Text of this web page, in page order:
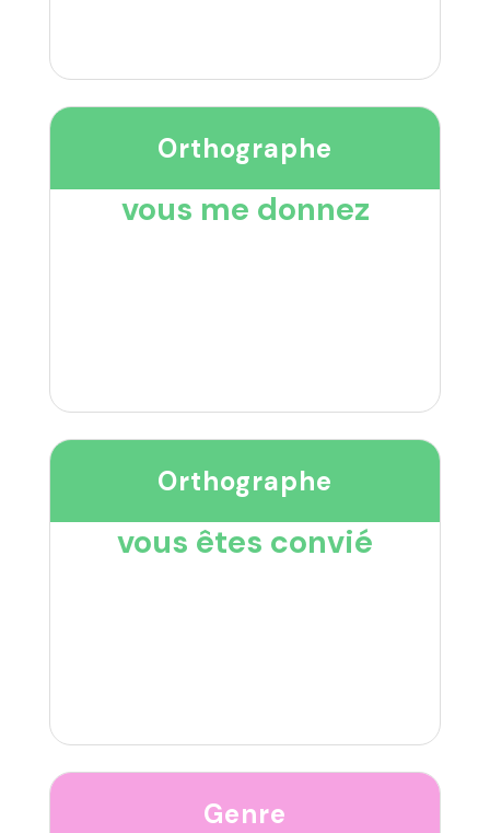
Orthographe
vous me donnez
Orthographe
vous êtes convié
Genre